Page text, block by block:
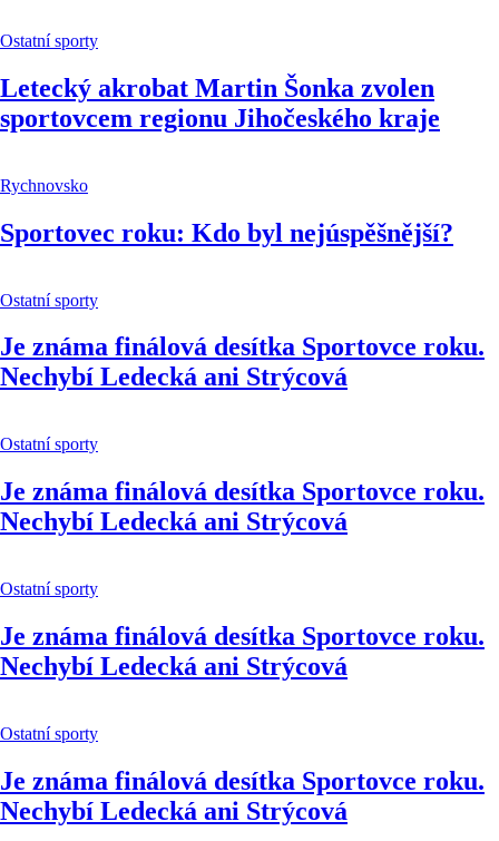
Ostatní sporty
Letecký akrobat Martin Šonka zvolen
sportovcem regionu Jihočeského kraje
Rychnovsko
Sportovec roku: Kdo byl nejúspěšnější?
Ostatní sporty
Je známa finálová desítka Sportovce roku.
Nechybí Ledecká ani Strýcová
Ostatní sporty
Je známa finálová desítka Sportovce roku.
Nechybí Ledecká ani Strýcová
Ostatní sporty
Je známa finálová desítka Sportovce roku.
Nechybí Ledecká ani Strýcová
Ostatní sporty
Je známa finálová desítka Sportovce roku.
Nechybí Ledecká ani Strýcová